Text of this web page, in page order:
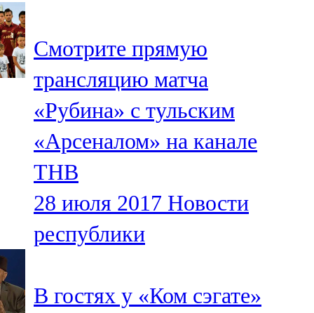
Смотрите прямую
трансляцию матча
«Рубина» с тульским
«Арсеналом» на канале
ТНВ
28 июля 2017 Новости
республики
В гостях у «Ком сэгате»